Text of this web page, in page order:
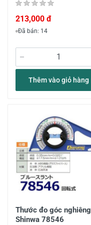
213,000 đ
Đã bán: 14
Thêm vào giỏ hàng
Thước đo góc nghiêng
Shinwa 78546